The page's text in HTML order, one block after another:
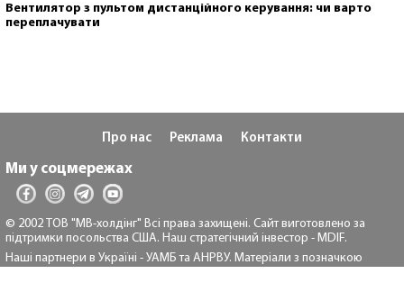
Вентилятор з пультом дистанційного керування: чи варто
переплачувати
Про нас Реклама Контакти
Ми у соцмережах
© 2002 ТОВ "МВ-холдінг" Всі права захищені. Сайт виготовлено за
підтримки посольства США. Наш стратегічний інвестор - MDIF.
Наші партнери в Україні - УАМБ та АНРВУ. Матеріали з позначкою